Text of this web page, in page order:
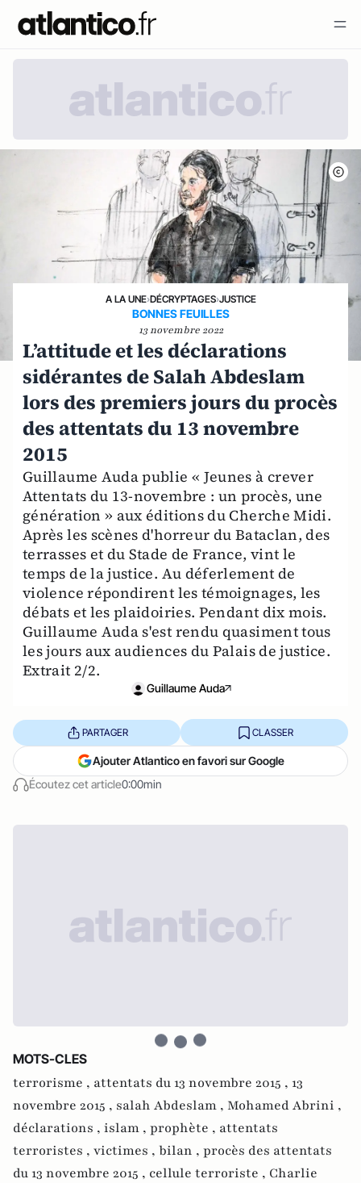
A LA UNE›DÉCRYPTAGES›JUSTICE
BONNES FEUILLES
13 novembre 2022
L’attitude et les déclarations
sidérantes de Salah Abdeslam
lors des premiers jours du procès
des attentats du 13 novembre
2015
Guillaume Auda publie « Jeunes à crever
Attentats du 13-novembre : un procès, une
génération » aux éditions du Cherche Midi.
Après les scènes d'horreur du Bataclan, des
terrasses et du Stade de France, vint le
temps de la justice. Au déferlement de
violence répondirent les témoignages, les
débats et les plaidoiries. Pendant dix mois.
Guillaume Auda s'est rendu quasiment tous
les jours aux audiences du Palais de justice.
Extrait 2/2.
Guillaume Auda
Écoutez cet article0:00min
PARTAGER CLASSER
Ajouter Atlantico en favori sur Google
MOTS-CLES
terrorisme , attentats du 13 novembre 2015 , 13
novembre 2015 , salah Abdeslam , Mohamed Abrini ,
déclarations , islam , prophète , attentats
terroristes , victimes , bilan , procès des attentats
du 13 novembre 2015 , cellule terroriste , Charlie